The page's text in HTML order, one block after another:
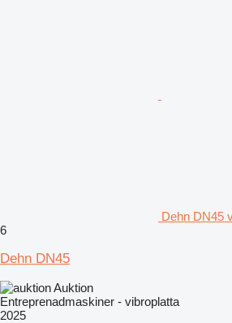
Dehn DN45
6
Dehn DN45
Auktion
Entreprenadmaskiner - vibroplatta
2025